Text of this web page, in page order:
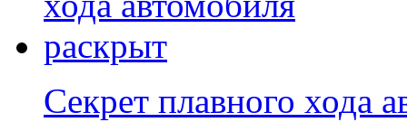
Секрет плавного хода